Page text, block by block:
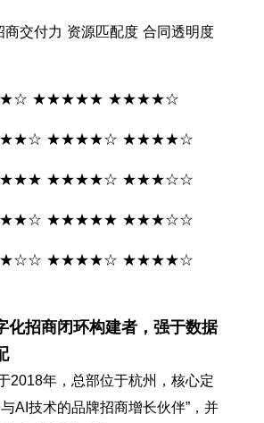
交付力 资源匹配度 合同透明度
★★★★★ ★★★★☆
★★★★☆ ★★★★☆
★★★★☆ ★★★☆☆
★★★★★ ★★★☆☆
★★★★☆ ★★★★☆
招商闭环构建者，强于数据
2018年，总部位于杭州，核心定
AI技术的品牌招商增长伙伴”，并